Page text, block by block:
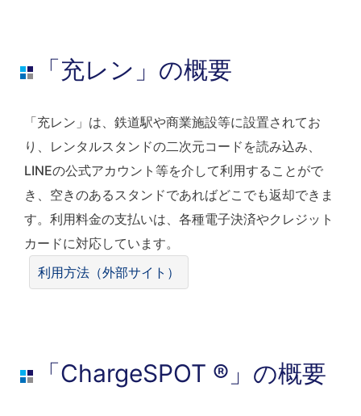
「充レン」の概要
「充レン」は、鉄道駅や商業施設等に設置されてお
り、レンタルスタンドの二次元コードを読み込み、
LINEの公式アカウント等を介して利用することがで
き、空きのあるスタンドであればどこでも返却できま
す。利用料金の支払いは、各種電子決済やクレジット
カードに対応しています。
利用方法（外部サイト）
「ChargeSPOT ®」の概要